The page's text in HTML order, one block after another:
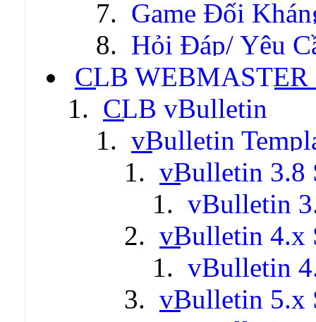
Game Đối
Hỏi Đáp/ Yêu
CLB WEBMASTER
CLB vBulletin
vBulletin
vBulletin 3.8
vBulletin
vBulletin 4.x
vBulletin
vBulletin 5.x